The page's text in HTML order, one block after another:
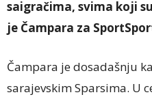
saigračima, svima koji
je Čampara za
Čampara je dosadašnju
sarajevskim Sparsima. U